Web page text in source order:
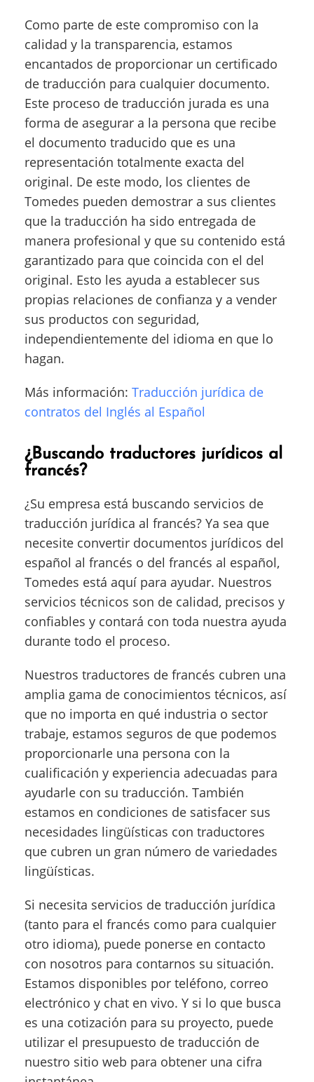
Como parte de este compromiso con la
calidad y la transparencia, estamos
encantados de proporcionar un certificado
de traducción para cualquier documento.
Este proceso de traducción jurada es una
forma de asegurar a la persona que recibe
el documento traducido que es una
representación totalmente exacta del
original. De este modo, los clientes de
Tomedes pueden demostrar a sus clientes
que la traducción ha sido entregada de
manera profesional y que su contenido está
garantizado para que coincida con el del
original. Esto les ayuda a establecer sus
propias relaciones de confianza y a vender
sus productos con seguridad,
independientemente del idioma en que lo
hagan.
Más información: Traducción jurídica de
contratos del Inglés al Español
¿Buscando traductores jurídicos al
francés?
¿Su empresa está buscando servicios de
traducción jurídica al francés? Ya sea que
necesite convertir documentos jurídicos del
español al francés o del francés al español,
Tomedes está aquí para ayudar. Nuestros
servicios técnicos son de calidad, precisos y
confiables y contará con toda nuestra ayuda
durante todo el proceso.
Nuestros traductores de francés cubren una
amplia gama de conocimientos técnicos, así
que no importa en qué industria o sector
trabaje, estamos seguros de que podemos
proporcionarle una persona con la
cualificación y experiencia adecuadas para
ayudarle con su traducción. También
estamos en condiciones de satisfacer sus
necesidades lingüísticas con traductores
que cubren un gran número de variedades
lingüísticas.
Si necesita servicios de traducción jurídica
(tanto para el francés como para cualquier
otro idioma), puede ponerse en contacto
con nosotros para contarnos su situación.
Estamos disponibles por teléfono, correo
electrónico y chat en vivo. Y si lo que busca
es una cotización para su proyecto, puede
utilizar el presupuesto de traducción de
nuestro sitio web para obtener una cifra